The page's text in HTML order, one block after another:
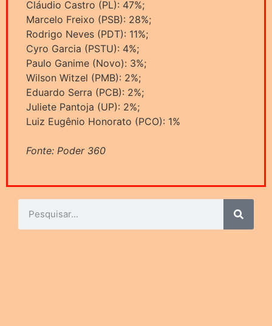
Cláudio Castro (PL): 47%;
Marcelo Freixo (PSB): 28%;
Rodrigo Neves (PDT): 11%;
Cyro Garcia (PSTU): 4%;
Paulo Ganime (Novo): 3%;
Wilson Witzel (PMB): 2%;
Eduardo Serra (PCB): 2%;
Juliete Pantoja (UP): 2%;
Luiz Eugênio Honorato (PCO): 1%
Fonte: Poder 360